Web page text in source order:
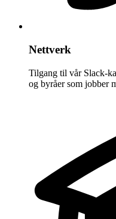
Nettverk
Tilgang til vår Slack-
og byråer som jobber